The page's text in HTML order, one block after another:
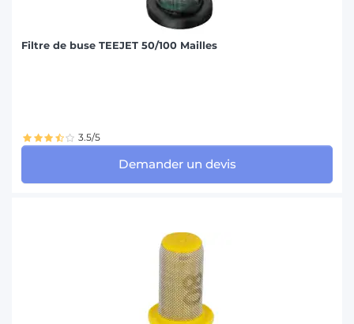
Filtre de buse TEEJET 50/100 Mailles
3.5/5
Demander un devis